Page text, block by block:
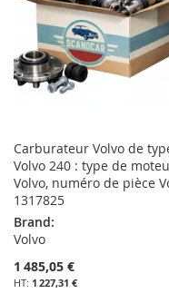
D’ENVIE
Carburateur Volvo de
Volvo 240 : type de
Volvo, numéro de pièce
1317825
Brand:
Volvo
1 485,05 €
1 227,31 €